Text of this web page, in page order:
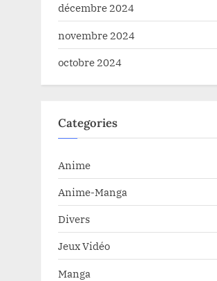
décembre 2024
novembre 2024
octobre 2024
Categories
Anime
Anime-Manga
Divers
Jeux Vidéo
Manga